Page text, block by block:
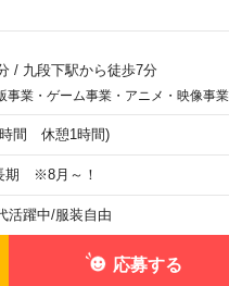
/ 九段下駅から徒歩7分
事業・ゲーム事業・アニメ・映像事業
時間 休憩1時間)
期 ※8月～！
活躍中/服装自由
応募する